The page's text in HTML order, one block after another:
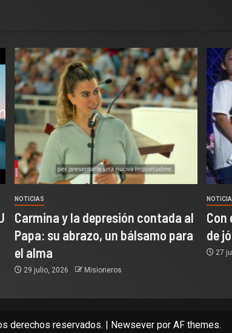
NOTICIAS
Carmina y la depresión contada al
Papa: su abrazo, un bálsamo para
el alma
29 julio, 2026 Misioneros
Con
de
27
derechos reservados. | Newseverpor AF themes.